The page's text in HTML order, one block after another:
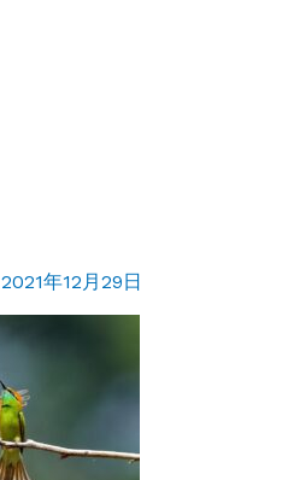
2021年12月29日